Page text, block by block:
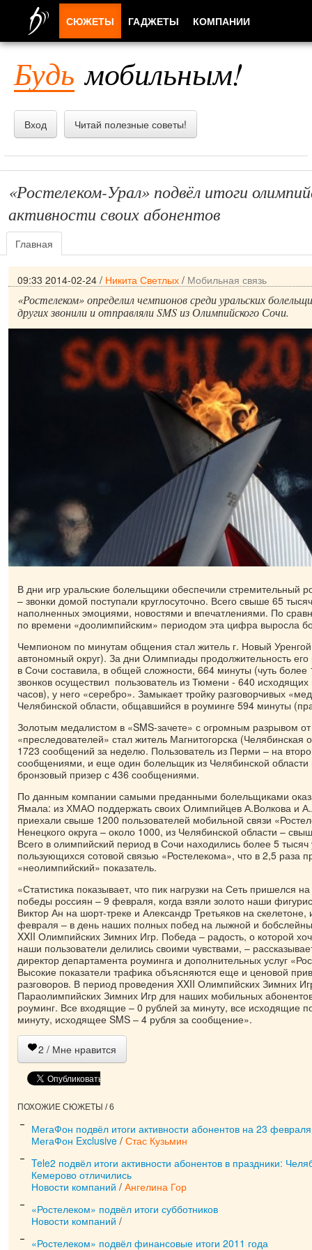
Будь мобильным!
Вход Читай полезные советы!
«Ростелеком-Урал» подвёл итоги
активности своих абонентов
Главная
09:33 2014-02-24 / Никита Светлых / Мобильная связь
«Ростелеком» определил чемпионов среди уральских
других звонили и отправляли SMS из Олимпийского Сочи.
В дни игр уральские болельщики обеспечили стремительный
– звонки домой поступали круглосуточно. Всего свыше 65
наполненных эмоциями, новостями и впечатлениями. По
по времени «доолимпийским» периодом эта цифра выросла
Чемпионом по минутам общения стал житель г. Новый
автономный округ). За дни Олимпиады продолжительность
в Сочи составила, в общей сложности, 664 минуты (чуть
звонков осуществил пользователь из Тюмени - 640
часов), у него «серебро». Замыкает тройку разговорчивых
Челябинской области, общавшийся в роуминге 594 минуты
Золотым медалистом в «SMS-зачете» с огромным разрывом от
«преследователей» стал житель Магнитогорска (Челябинская
1723 сообщений за неделю. Пользователь из Перми – на
сообщениями, и еще один болельщик из Челябинской области
бронзовый призер с 436 сообщениями.
По данным компании самыми преданными болельщиками
Ямала: из ХМАО поддержать своих Олимпийцев А.Волкова и
приехали свыше 1200 пользователей мобильной связи
Ненецкого округа – около 1000, из Челябинской области –
Всего в олимпийский период в Сочи находились более 5 тысяч
пользующихся сотовой связью «Ростелекома», что в 2,5 раза
«неолимпийский» показатель.
«Статистика показывает, что пик нагрузки на Сеть пришелся
победы россиян – 9 февраля, когда взяли золото наши
Виктор Ан на шорт-треке и Александр Третьяков на
февраля – в день наших полных побед на лыжной и
XXII Олимпийских Зимних Игр. Победа – радость, о которой
наши пользователи делились своими чувствами, –
директор департамента роуминга и дополнительных услуг
Высокие показатели трафика объясняются еще и ценовой
разговоров. В период проведения XXII Олимпийских Зимних
Параолимпийских Зимних Игр для наших мобильных
роуминг. Все входящие – 0 рублей за минуту, все исходящие
минуту, исходящее SMS – 4 рубля за сообщение».
2 / Мне нравится
ПОХОЖИЕ СЮЖЕТЫ / 6
МегаФон подвёл итоги активности абонентов на 23
МегаФон Exclusive / Стас Кузьмин
Tele2 подвёл итоги активности абонентов в праздники:
Кемерово отличились
Новости компаний / Ангелина Гор
«Ростелеком» подвёл итоги субботников
Новости компаний /
«Ростелеком» подвёл финансовые итоги 2011 года
СЮЖЕТЫ ГАДЖЕТЫ КОМПАНИИ
ПРИЛОЖЕНИЯ